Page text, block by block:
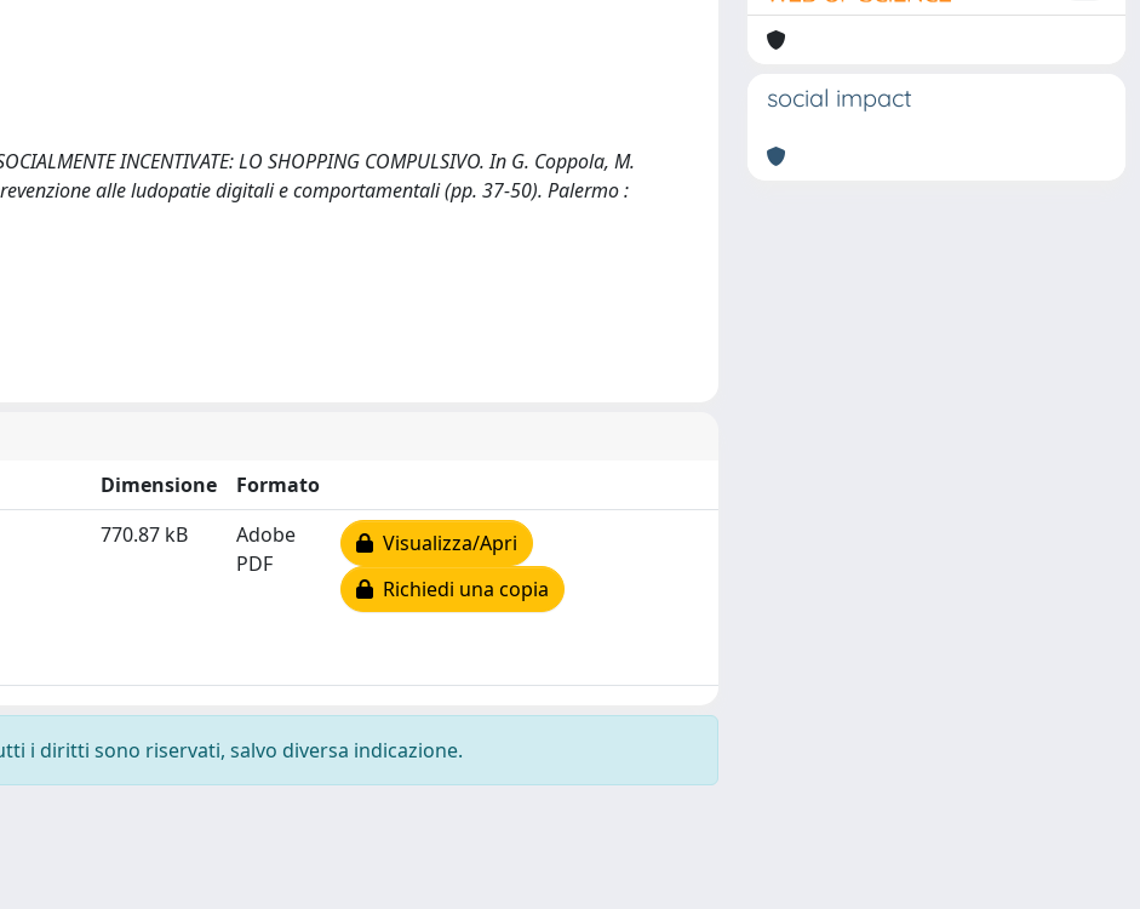
INCENTIVATE: LO SHOPPING COMPULSIVO. In G. Coppola, M.
alle ludopatie digitali e comportamentali (pp. 37-50). Palermo :
Dimensione
Formato
770.87 kB
Adobe
PDF
Visualizza/Apri
Richiedi una copia
i diritti sono riservati, salvo diversa indicazione.
social impact